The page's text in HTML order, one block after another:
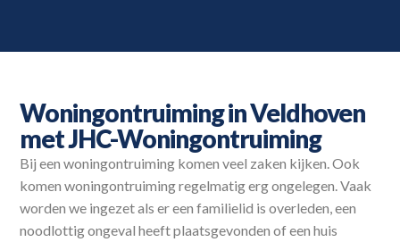
Woningontruiming in Veldhoven
met JHC-Woningontruiming
Bij een woningontruiming komen veel zaken kijken. Ook
komen woningontruiming regelmatig erg ongelegen. Vaak
worden we ingezet als er een familielid is overleden, een
noodlottig ongeval heeft plaatsgevonden of een huis